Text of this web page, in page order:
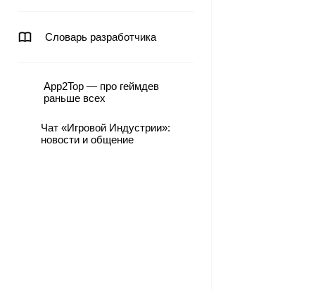
Словарь разработчика
App2Top — про геймдев
раньше всех
Чат «Игровой Индустрии»:
новости и общение